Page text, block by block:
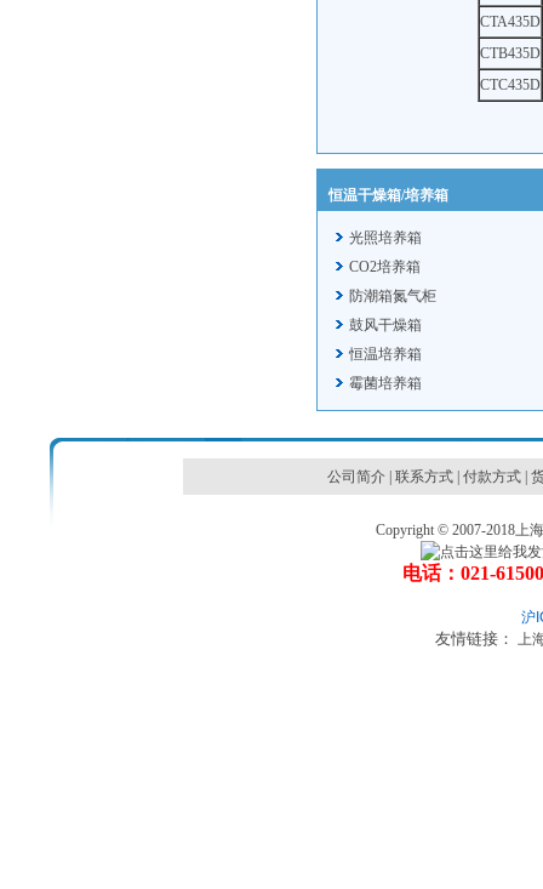
CTA435D
CTB435D
CTC435D
恒温干燥箱/培养箱
光照培养箱
CO2培养箱
防潮箱氮气柜
鼓风干燥箱
恒温培养箱
霉菌培养箱
公司简介 联系方式 付款方式
Copyright © 2007-2018上
电话：021-
沪
友情链接： 上